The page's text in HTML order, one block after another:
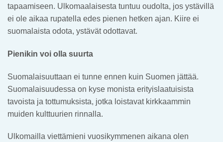
tapaamiseen. Ulkomaalaisesta tuntuu oudolta, jos ystävillä
ei ole aikaa rupatella edes pienen hetken ajan. Kiire ei
suomalaista odota, ystävät odottavat.
Pienikin voi olla suurta
Suomalaisuuttaan ei tunne ennen kuin Suomen jättää.
Suomalaisuudessa on kyse monista erityislaatuisista
tavoista ja tottumuksista, jotka loistavat kirkkaammin
muiden kulttuurien rinnalla.
Ulkomailla viettämieni vuosikymmenen aikana olen